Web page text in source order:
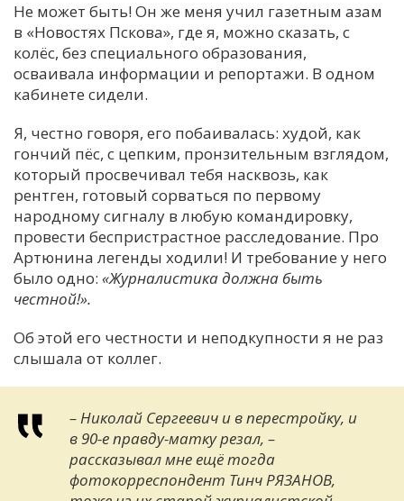
Не может быть! Он же меня учил газетным азам
в «Новостях Пскова», где я, можно сказать, с
колёс, без специального образования,
осваивала информации и репортажи. В одном
кабинете сидели.
Я, честно говоря, его побаивалась: худой, как
гончий пёс, с цепким, пронзительным взглядом,
который просвечивал тебя насквозь, как
рентген, готовый сорваться по первому
народному сигналу в любую командировку,
провести беспристрастное расследование. Про
Артюнина легенды ходили! И требование у него
было одно: «Журналистика должна быть
честной!».
Об этой его честности и неподкупности я не раз
слышала от коллег.
– Николай Сергеевич и в перестройку, и
в 90-е правду-матку резал, –
рассказывал мне ещё тогда
фотокорреспондент Тинч РЯЗАНОВ,